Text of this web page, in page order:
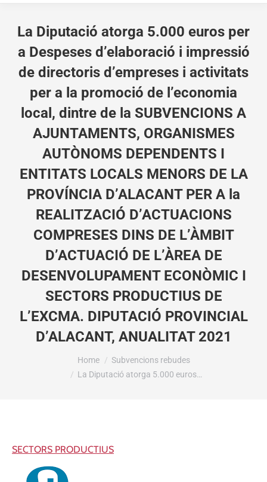
La Diputació atorga 5.000 euros per
a Despeses d’elaboració i impressió
de directoris d’empreses i activitats
per a la promoció de l’economia
local, dintre de la SUBVENCIONS A
AJUNTAMENTS, ORGANISMES
AUTÒNOMS DEPENDENTS I
ENTITATS LOCALS MENORS DE LA
PROVÍNCIA D’ALACANT PER A la
REALITZACIÓ D’ACTUACIONS
COMPRESES DINS DE L’ÀMBIT
D’ACTUACIÓ DE L’ÀREA DE
DESENVOLUPAMENT ECONÒMIC I
SECTORS PRODUCTIUS DE
L’EXCMA. DIPUTACIÓ PROVINCIAL
D’ALACANT, ANUALITAT 2021
Home
Subvencions rebudes
La Diputació atorga 5.000 euros…
SECTORS PRODUCTIUS